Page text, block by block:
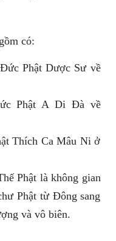
có:
Phật Dược Sư về
Phật A Di Đà về
Thích Ca Mâu Ni ở
Phật là không gian
Phật từ Đông sang
và vô biên.